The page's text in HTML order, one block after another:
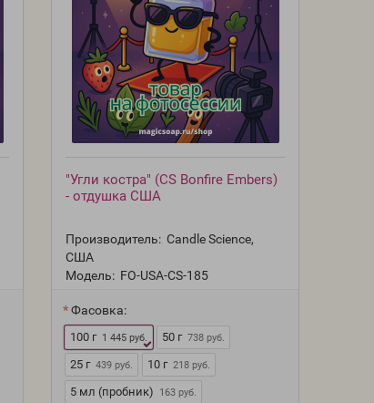
"Угли костра" (CS Bonfire Embers)
- отдушка США
Производитель: Candle Science,
США
Модель: FO-USA-CS-185
Фасовка:
100 г 1 445 руб. 50 г 738 руб.
25 г 439 руб. 10 г 218 руб.
5 мл (пробник) 163 руб.